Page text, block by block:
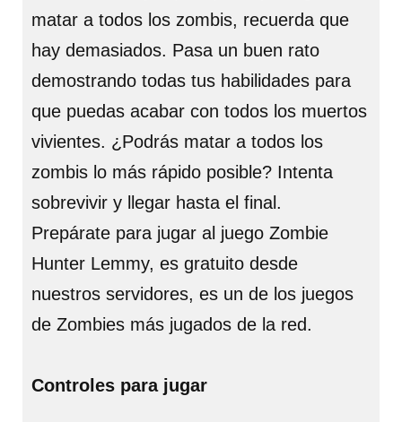
matar a todos los zombis, recuerda que
hay demasiados. Pasa un buen rato
demostrando todas tus habilidades para
que puedas acabar con todos los muertos
vivientes. ¿Podrás matar a todos los
zombis lo más rápido posible? Intenta
sobrevivir y llegar hasta el final.
Prepárate para jugar al juego Zombie
Hunter Lemmy, es gratuito desde
nuestros servidores, es un de los juegos
de Zombies más jugados de la red.
Controles para jugar